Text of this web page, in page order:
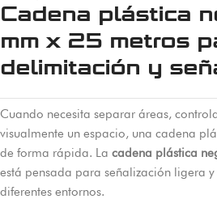
Cadena plástica
mm x 25 metros
delimitación y
Cuando necesita separar áreas,
visualmente un espacio, una cadena
de forma rápida. La cadena plástica
está pensada para señalización ligera
diferentes entornos.